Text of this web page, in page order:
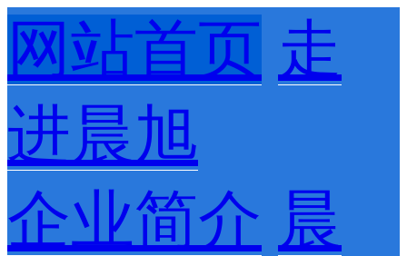
网站首页 走
进晨旭
企业简介 晨